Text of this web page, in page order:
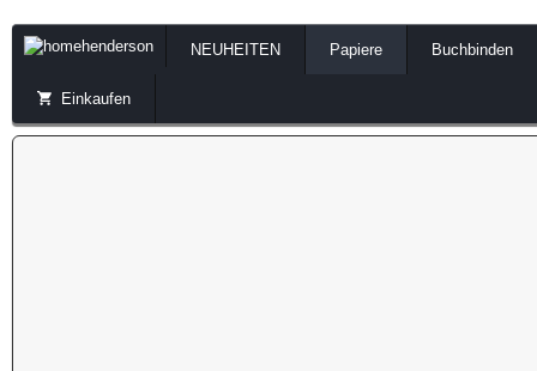
NEUHEITEN Papiere Buchbinden
Einkaufen